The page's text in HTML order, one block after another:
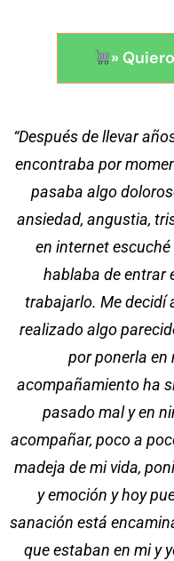
»
“Después de llevar
encontraba por
pasaba algo
ansiedad, angustia,
en internet
hablaba de entrar
trabajarlo. Me decidí
realizado algo
por ponerla en
acompañamiento ha
pasado mal y en
acompañar, poco a
madeja de mi vida,
y emoción y hoy
sanación está
que estaban en mi y